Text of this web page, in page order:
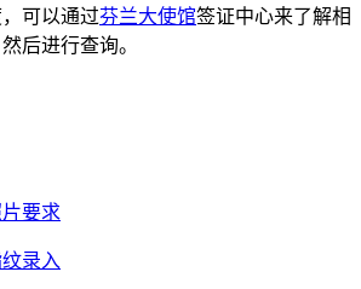
可以通过芬兰大使馆签证中心来了解相
后进行查询。
要求
录入